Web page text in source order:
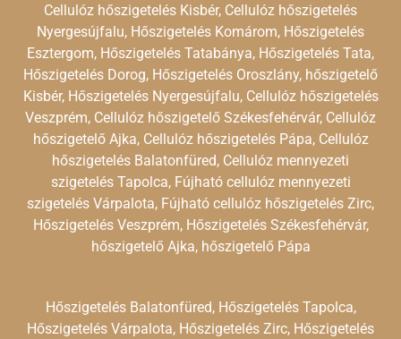
Cellulóz hőszigetelés Kisbér, Cellulóz hőszigetelés
Nyergesújfalu, Hőszigetelés Komárom, Hőszigetelés
Esztergom, Hőszigetelés Tatabánya, Hőszigetelés Tata,
Hőszigetelés Dorog, Hőszigetelés Oroszlány, hőszigetelő
Kisbér, Hőszigetelés Nyergesújfalu, Cellulóz hőszigetelés
Veszprém, Cellulóz hőszigetelő Székesfehérvár, Cellulóz
hőszigetelő Ajka, Cellulóz hőszigetelés Pápa, Cellulóz
hőszigetelés Balatonfüred, Cellulóz mennyezeti
szigetelés Tapolca, Fújható cellulóz mennyezeti
szigetelés Várpalota, Fújható cellulóz hőszigetelés Zirc,
Hőszigetelés Veszprém, Hőszigetelés Székesfehérvár,
hőszigetelő Ajka, hőszigetelő Pápa
Hőszigetelés Balatonfüred, Hőszigetelés Tapolca,
Hőszigetelés Várpalota, Hőszigetelés Zirc, Hőszigetelés